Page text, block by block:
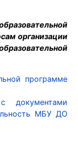
организации
программе
документами
МБУ ДО